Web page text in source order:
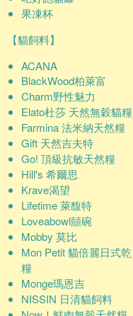
果凍杯
【貓飼料】
ACANA
BlackWood柏萊富
Charm野性魅力
Elato杜莎 天然無穀貓糧
Farmina 法米納天然糧
Gift 天然吉夫特
Go! 頂級抗敏天然糧
Hill's 希爾思
Krave渴望
Lifetime 萊馥特
Loveabowl囍碗
Mobby 莫比
Mon Petit 貓倍麗日式乾
糧
Monge瑪恩吉
NISSIN 日清貓飼料